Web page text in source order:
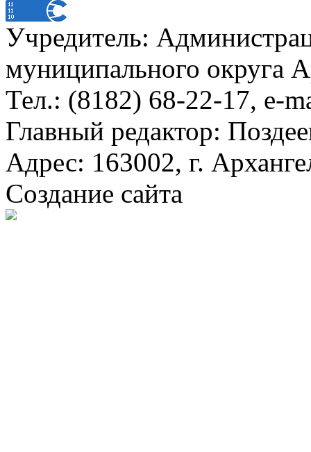
Учредитель:
муниципального округа
Тел.: (8182) 68-22-17, e-
Главный редактор:
Адрес: 163002, г.
Создание сайта